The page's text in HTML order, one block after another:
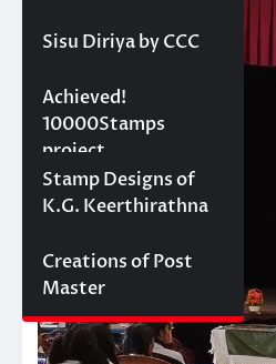
Sisu Diriya by CCC
10000 stamps in 100
days
Achieved!
10000Stamps
project
Concept Designs
Stamp Designs of
K.G. Keerthirathna
Creations of Post
Master